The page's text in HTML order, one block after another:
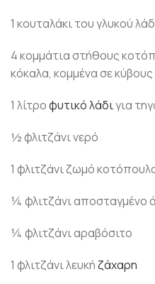
1 κουταλάκι του γλυκού
4 κομμάτια στήθους
κόκαλα, κομμένα σε κύβους
1 λίτροφυτικό λάδιγια
½ φλιτζάνι νερό
1 φλιτζάνι ζωμό
¼ φλιτζάνι αποσταγμένο
¼ φλιτζάνι αραβόσιτο
1 φλιτζάνι λευκήζάχαρη